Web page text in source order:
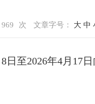
969 次 文章字号： 大 中
至2026年4月17